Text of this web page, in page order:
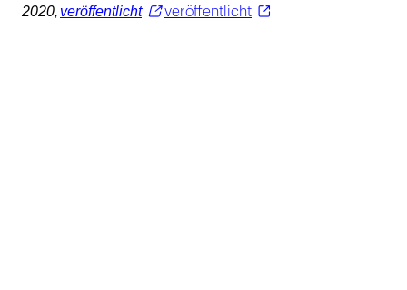
2020, veröffentlicht veröffentlicht